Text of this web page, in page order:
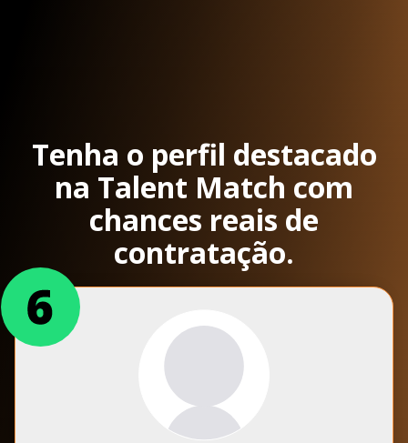
Tenha o perfil destacado
na Talent Match com
chances reais de
contratação.